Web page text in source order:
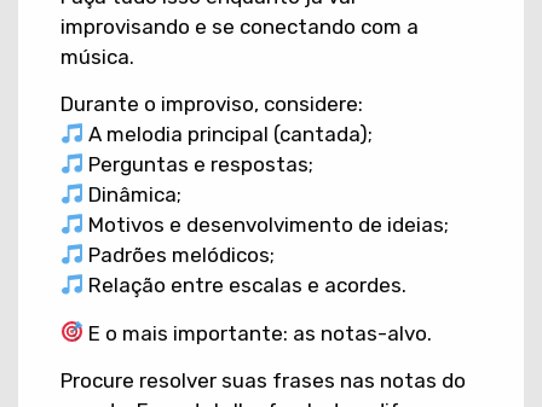
improvisando e se conectando com a
música.
Durante o improviso, considere:
A melodia principal (cantada);
Perguntas e respostas;
Dinâmica;
Motivos e desenvolvimento de ideias;
Padrões melódicos;
Relação entre escalas e acordes.
E o mais importante: as notas-alvo.
Procure resolver suas frases nas notas do